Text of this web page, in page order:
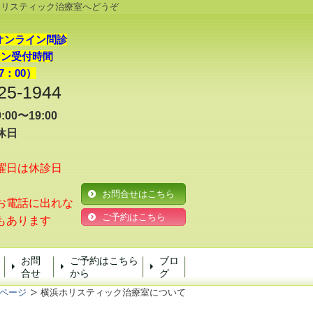
スティック治療室へどうぞ
ンライン問診
受付時間
00）
1944
〜19:00
日
は休診日
話に出れな
ります
お問合せはこちら
ご予約はこちら
お問
合せ
ご予約はこちら
から
ブロ
グ
ージ 横浜ホリスティック治療室について